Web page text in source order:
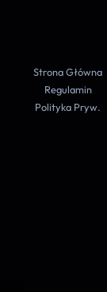
Strona Główna
Regulamin
Polityka Pryw.